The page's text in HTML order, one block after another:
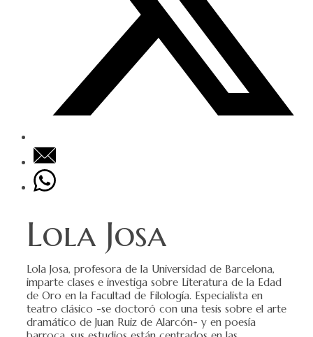
Lola Josa
Lola Josa, profesora de la Universidad de Barcelona,
imparte clases e investiga sobre Literatura de la Edad
de Oro en la Facultad de Filología. Especialista en
teatro clásico -se doctoró con una tesis sobre el arte
dramático de Juan Ruiz de Alarcón- y en poesía